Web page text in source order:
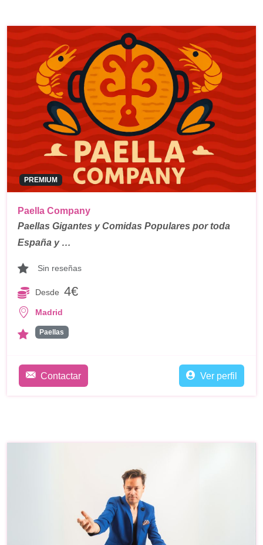
PREMIUM
Paella Company
Paellas Gigantes y Comidas Populares por toda
España y …
Sin reseñas
Desde 4€
Madrid
Paellas
Contactar Ver perfil